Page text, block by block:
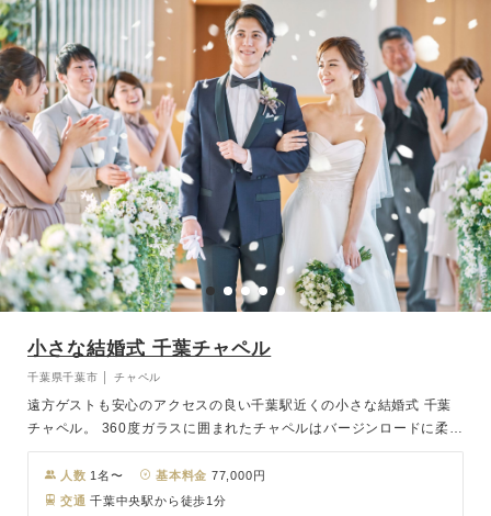
小さな結婚式 千葉チャペル
千葉県千葉市 │ チャペル
遠方ゲストも安心のアクセスの良い千葉駅近くの小さな結婚式 千葉
チャペル。 360度ガラスに囲まれたチャペルはバージンロードに柔ら
かな陽光が差し込み、おふたりを優しく包み込む空間に。 チャペル
の隣には、専用ガーデン。ウェルカムドリンクのサービスや、カリヨ
ンの音色がおふたりの挙式を彩ります。
人数 1名〜 基本料金 77,000円
交通 千葉中央駅から徒歩1分